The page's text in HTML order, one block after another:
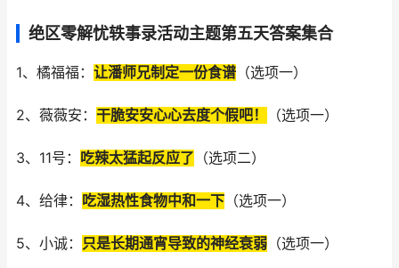
绝区零解忧轶事录活动主题第五天答案集合
1、橘福福： 让潘师兄制定一份食谱 （选项一）
2、薇薇安： 干脆安安心心去度个假吧！ （选项一）
3、11号： 吃辣太猛起反应了 （选项二）
4、给律： 吃湿热性食物中和一下 （选项一）
5、小诚： 只是长期通宵导致的神经衰弱 （选项一）